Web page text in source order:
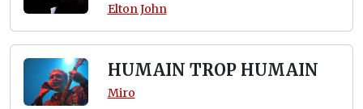
Elton John
HUMAIN TROP HUMAIN
Miro